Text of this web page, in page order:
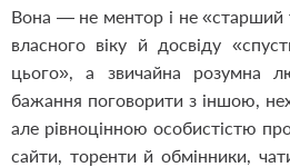
Вона — не ментор і не «старший
власного віку й досвіду
цього», а звичайна розумна
бажання поговорити з іншою,
але рівноцінною особистістю
сайти, торенти й обмінники,